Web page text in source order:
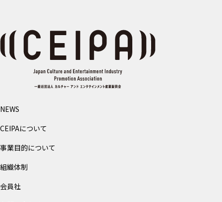
NEWS
CEIPAについて
事業目的について
組織体制
会員社